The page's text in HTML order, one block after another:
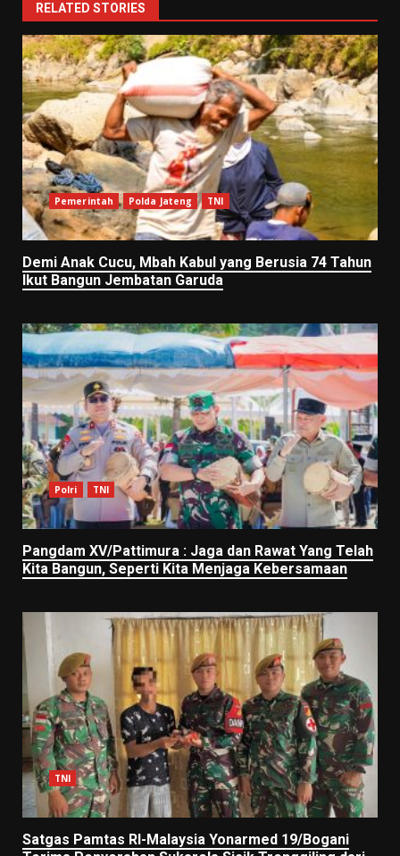
RELATED STORIES
Pemerintah Polda Jateng TNI
Demi Anak Cucu, Mbah Kabul yang Berusia 74 Tahun
Ikut Bangun Jembatan Garuda
Polri TNI
Pangdam XV/Pattimura : Jaga dan Rawat Yang Telah
Kita Bangun, Seperti Kita Menjaga Kebersamaan
TNI
Satgas Pamtas RI-Malaysia Yonarmed 19/Bogani